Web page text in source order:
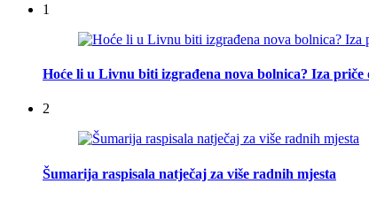
1
Hoće li u Livnu biti izgrađena nova bolnica? Iza
2
Šumarija raspisala natječaj za više radnih mjesta